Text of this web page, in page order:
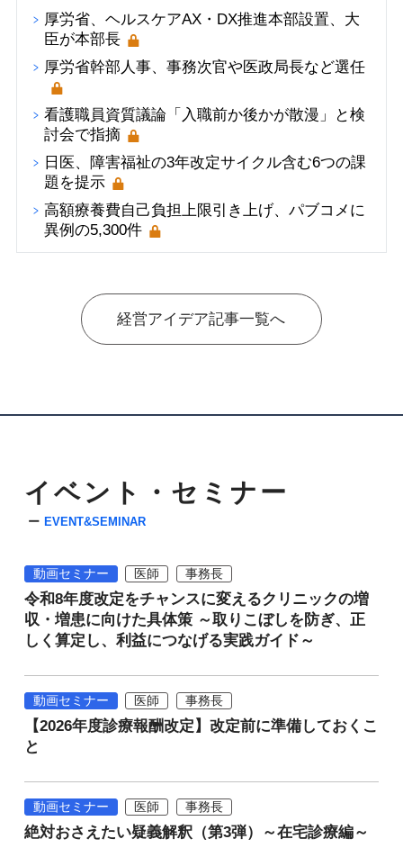
厚労省、ヘルスケアAX・DX推進本部設置、大
臣が本部長
厚労省幹部人事、事務次官や医政局長など選任
看護職員資質議論「入職前か後かが散漫」と検
討会で指摘
日医、障害福祉の3年改定サイクル含む6つの課
題を提示
高額療養費自己負担上限引き上げ、パブコメに
異例の5,300件
経営アイデア記事一覧へ
イベント・セミナー
EVENT&SEMINAR
動画セミナー 医師 事務長
令和8年度改定をチャンスに変えるクリニックの増
収・増患に向けた具体策 ～取りこぼしを防ぎ、正
しく算定し、利益につなげる実践ガイド～
動画セミナー 医師 事務長
【2026年度診療報酬改定】改定前に準備しておくこ
と
動画セミナー 医師 事務長
絶対おさえたい疑義解釈（第3弾）～在宅診療編～